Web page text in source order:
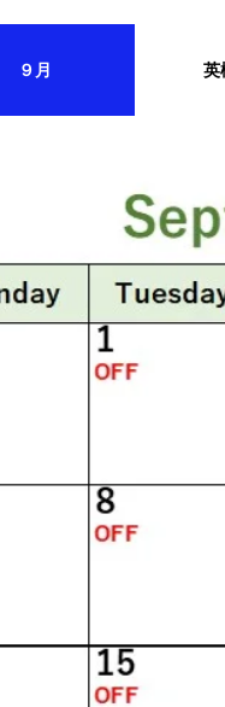
９月 英